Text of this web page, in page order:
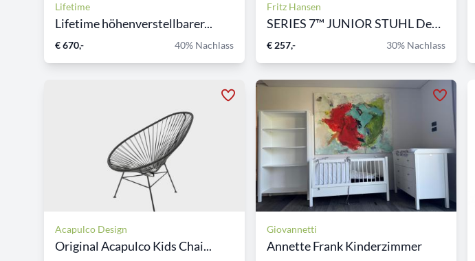
Lifetime
Lifetime höhenverstellbarer...
€ 670,- 40% Nachlass
Fritz Hansen
SERIES 7™ JUNIOR STUHL Desi...
€ 257,- 30% Nachlass
Acapulco Design
Original Acapulco Kids Chai...
Giovannetti
Annette Frank Kinderzimmer